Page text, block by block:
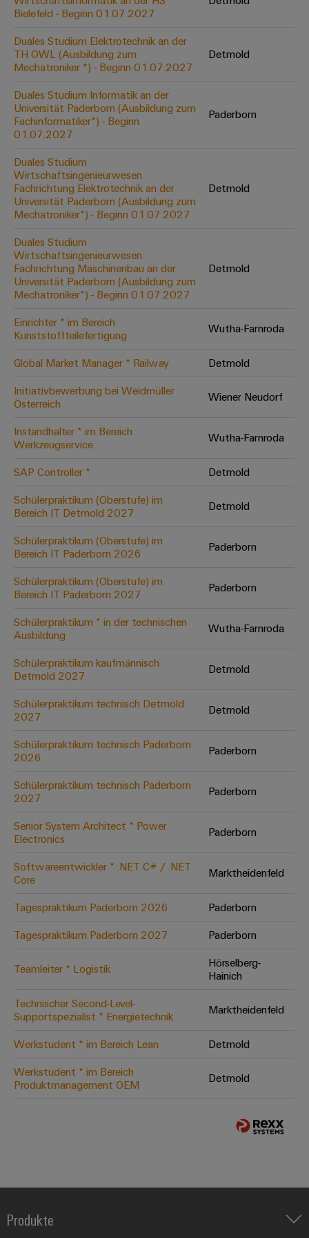
Abwasseraufbereitung
für
die
Wasser-
Abwasserindustrie
Wasserstoff
Wasserstoff
Schlüsseltechnologie
für
die
Energiewende
Effizienter
Betrieb
von
Windparks
Werkzeuge
Automaten
Software
Markierer
Industriedrucker
Cabinet
Infrastructure
Assemblierungsservice
Bestückte
Klemmenleisten
Modifizierte
und
bestückte
Kundenspezifische
Kabelkonfektionierung
Praxisnahe
Unsere Neuheiten
im Bereich
Digital
neuen Niveau
schnell
Bielefeld - Beginn 01.07.2027
Duales Studium Elektrotechnik an der
TH OWL (Ausbildung zum
Mechatroniker *) - Beginn 01.07.2027
Detmold
Duales Studium Informatik an der
Universität Paderborn (Ausbildung zum
Fachinformatiker*) - Beginn
01.07.2027
Paderborn
Duales Studium
Wirtschaftsingenieurwesen
Fachrichtung Elektrotechnik an der
Universität Paderborn (Ausbildung zum
Mechatroniker*) - Beginn 01.07.2027
Detmold
Duales Studium
Wirtschaftsingenieurwesen
Fachrichtung Maschinenbau an der
Universität Paderborn (Ausbildung zum
Mechatroniker*) - Beginn 01.07.2027
Detmold
Einrichter * im Bereich
Kunststoffteilefertigung
Wutha-Farnroda
Global Market Manager * Railway
Detmold
Initiativbewerbung bei Weidmüller
Österreich
Wiener Neudorf
Instandhalter * im Bereich
Werkzeugservice
Wutha-Farnroda
SAP Controller *
Detmold
Schülerpraktikum (Oberstufe) im
Bereich IT Detmold 2027
Detmold
Schülerpraktikum (Oberstufe) im
Bereich IT Paderborn 2026
Paderborn
Schülerpraktikum (Oberstufe) im
Bereich IT Paderborn 2027
Paderborn
Schülerpraktikum * in der technischen
Ausbildung
Wutha-Farnroda
Schülerpraktikum kaufmännisch
Detmold 2027
Detmold
Schülerpraktikum technisch Detmold
2027
Detmold
Schülerpraktikum technisch Paderborn
2026
Paderborn
Schülerpraktikum technisch Paderborn
2027
Paderborn
Senior System Architect * Power
Electronics
Paderborn
Softwareentwickler * .NET C# / .NET
Core
Marktheidenfeld
Tagespraktikum Paderborn 2026
Paderborn
Tagespraktikum Paderborn 2027
Paderborn
Teamleiter * Logistik
Hörselberg-
Hainich
Technischer Second-Level-
Supportspezialist * Energietechnik
Marktheidenfeld
Werkstudent * im Bereich Lean
Detmold
Werkstudent * im Bereich
Produktmanagement OEM
Detmold
Produkte